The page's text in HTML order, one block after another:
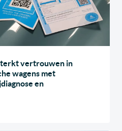
vertrouwen in
wagens met
en